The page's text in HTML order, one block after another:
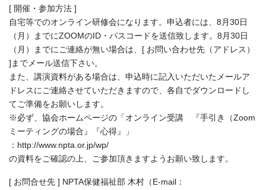
[ 開催・参加方法 ]
自宅等でのオンライン研修会になります。申込者には、8月30日
（月）までにZOOMのID・パスコードを送信致します。8月30日
（月）までにご連絡が無い場合は、[ お問い合わせ先（アドレス）
]までメール送信下さい。
また、講演資料がある場合は、申込時に記入いただいたメールア
ドレスにご連絡させていただきますので、各自でダウンロードし
てご準備をお願いします。
※必ず、協会ホームページの「オンライン受講 『手引き（Zoom
ミーティングの場合』『心得』」
：http://www.npta.or.jp/wp/
の資料をご確認の上、ご参加頂きますようお願い致します。
[ お問合せ先 ] NPTA保健福祉部 木村（E-mail：